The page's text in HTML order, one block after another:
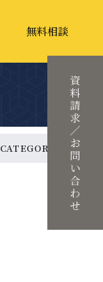
無料相談
CATEGORY